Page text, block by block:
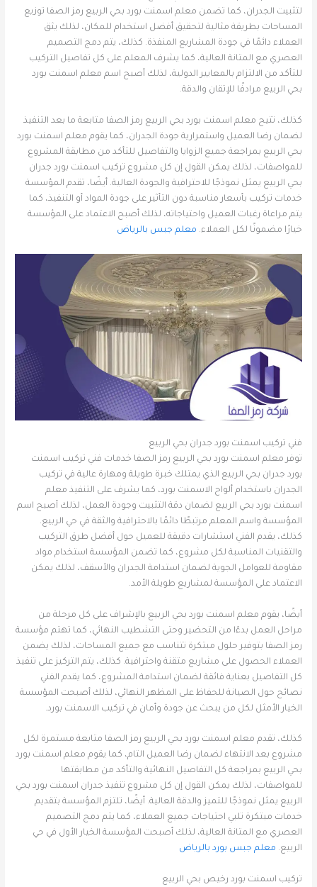
لتثبيت الجدران، كما تضمن معلم اسمنت بورد بحي الربيع رمز الصفا توزيع
المساحات بطريقة مثالية لتحقيق أفضل استخدام للمكان، لذلك يثق
العملاء دائمًا في جودة المشاريع المنفذة. كذلك، يتم دمج التصميم
العصري مع المتانة العالية، كما يشرف المعلم على كل تفاصيل التركيب
للتأكد من الالتزام بالمعايير الدولية، لذلك أصبح اسم معلم اسمنت بورد
بحي الربيع مرادفًا للإتقان والدقة.
كذلك، تتيح معلم اسمنت بورد بحي الربيع رمز الصفا متابعة ما بعد التنفيذ
لضمان رضا العميل واستمرارية جودة الجدران، كما يقوم معلم اسمنت بورد
بحي الربيع بمراجعة جميع الزوايا والتفاصيل للتأكد من مطابقة المشروع
للمواصفات، لذلك يمكن القول إن كل مشروع تركيب اسمنت بورد جدران
بحي الربيع يمثل نموذجًا للاحترافية والجودة العالية. أيضًا، تقدم المؤسسة
خدمات تركيب بأسعار مناسبة دون التأثير على جودة المواد أو التنفيذ، كما
يتم مراعاة رغبات العميل واحتياجاته، لذلك أصبح الاعتماد على المؤسسة
خيارًا مضمونًا لكل العملاء. معلم جبس بالرياض
فني تركيب اسمنت بورد جدران بحي الربيع
توفر معلم اسمنت بورد بحي الربيع رمز الصفا خدمات فني تركيب اسمنت
بورد جدران بحي الربيع الذي يمتلك خبرة طويلة ومهارة عالية في تركيب
الجدران باستخدام ألواح الاسمنت بورد، كما يشرف على التنفيذ معلم
اسمنت بورد بحي الربيع لضمان دقة التثبيت وجودة العمل، لذلك أصبح اسم
المؤسسة واسم المعلم مرتبطًا دائمًا بالاحترافية والثقة في حي الربيع.
كذلك، يقدم الفني استشارات دقيقة للعميل حول أفضل طرق التركيب
والتقنيات المناسبة لكل مشروع، كما تضمن المؤسسة استخدام مواد
مقاومة للعوامل الجوية لضمان استدامة الجدران والأسقف، لذلك يمكن
الاعتماد على المؤسسة لمشاريع طويلة الأمد.
أيضًا، يقوم معلم اسمنت بورد بحي الربيع بالإشراف على كل مرحلة من
مراحل العمل بدءًا من التحضير وحتى التشطيب النهائي، كما تهتم مؤسسة
رمز الصفا بتوفير حلول مبتكرة تتناسب مع جميع المساحات، لذلك يضمن
العملاء الحصول على مشاريع متقنة واحترافية. كذلك، يتم التركيز على تنفيذ
كل التفاصيل بعناية فائقة لضمان استدامة المشروع، كما يقدم الفني
نصائح حول الصيانة للحفاظ على المظهر النهائي، لذلك أصبحت المؤسسة
الخيار الأمثل لكل من يبحث عن جودة وأمان في تركيب الاسمنت بورد.
كذلك، تقدم معلم اسمنت بورد بحي الربيع رمز الصفا متابعة مستمرة لكل
مشروع بعد الانتهاء لضمان رضا العميل التام، كما يقوم معلم اسمنت بورد
بحي الربيع بمراجعة كل التفاصيل النهائية والتأكد من مطابقتها
للمواصفات، لذلك يمكن القول إن كل مشروع تنفيذ جدران اسمنت بورد بحي
الربيع يمثل نموذجًا للتميز والدقة العالية. أيضًا، تلتزم المؤسسة بتقديم
خدمات مبتكرة تلبي احتياجات جميع العملاء، كما يتم دمج التصميم
العصري مع المتانة العالية، لذلك أصبحت المؤسسة الخيار الأول في حي
الربيع. معلم جبس بورد بالرياض
تركيب اسمنت بورد رخيص بحي الربيع